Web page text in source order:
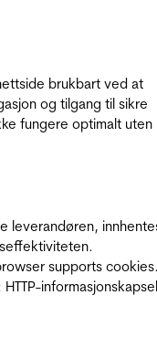
brukbart ved at
og tilgang til sikre
fungere optimalt uten
leverandøren,
supports
HTTP-informasjonskapsel